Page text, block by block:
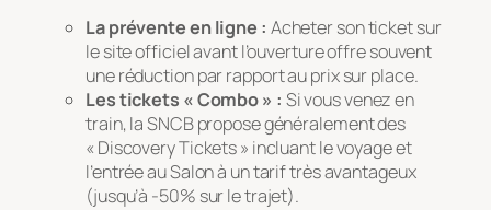
La prévente en ligne : Acheter son ticket sur
le site officiel avant l’ouverture offre souvent
une réduction par rapport au prix sur place.
Les tickets « Combo » : Si vous venez en
train, la SNCB propose généralement des
« Discovery Tickets » incluant le voyage et
l’entrée au Salon à un tarif très avantageux
(jusqu’à -50% sur le trajet).